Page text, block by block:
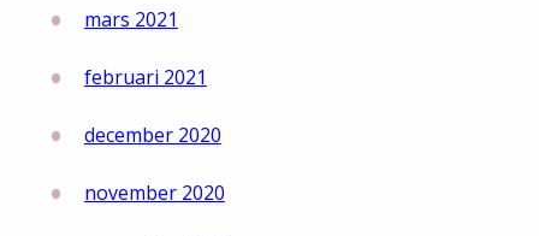
mars 2021
februari 2021
december 2020
november 2020